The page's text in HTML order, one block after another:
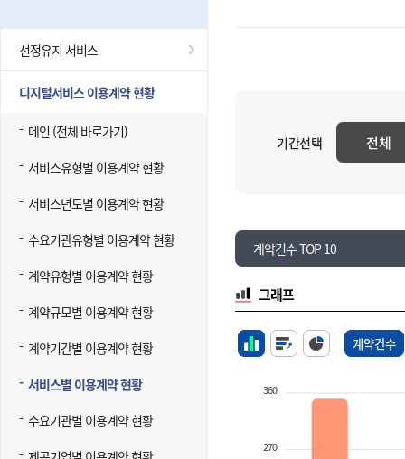
선정유지 서비스
디지털서비스 이용계약 현황
메인 (전체 바로가기)
서비스유형별 이용계약 현황
서비스년도별 이용계약 현황
수요기관유형별 이용계약 현황
계약유형별 이용계약 현황
계약규모별 이용계약 현황
계약기간별 이용계약 현황
서비스별 이용계약 현황
수요기관별 이용계약 현황
기간선택 전체
계약건수 TOP 10
그래프
계약건수
360
270